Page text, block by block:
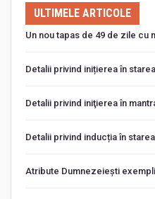
ULTIMELE ARTICOLE
Un nou tapas de 49 de zile cu
Detalii privind inițierea în
Detalii privind iniţierea în
Detalii privind inducția în
Atribute Dumnezeiești